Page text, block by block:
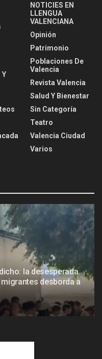
NOTICIES EN
LLENGUA
VALENCIANA
Opinión
Patrimonio
Poblaciones De
Valencia
Revista Valencia
Salud Y Bienestar
Sin Categoría
Teatro
Valencia Ciudad
Varios
la desesperada
desborda a